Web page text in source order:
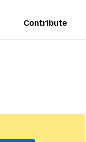
Contribute